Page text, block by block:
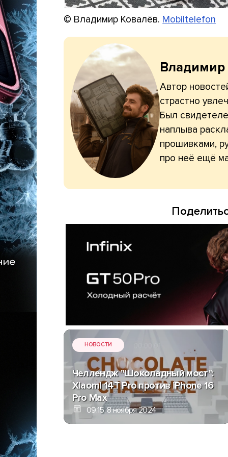
© Владимир Ковалёв. Mobiltelefon
Владимир
Автор
страстно
Был
наплыва
прошивками,
про неё ещё
НОВОСТИ
Челлендж "Шоколадный мост":
Xiaomi 14T Pro против iPhone 16
Pro Max
09:15, 8 ноября 2024